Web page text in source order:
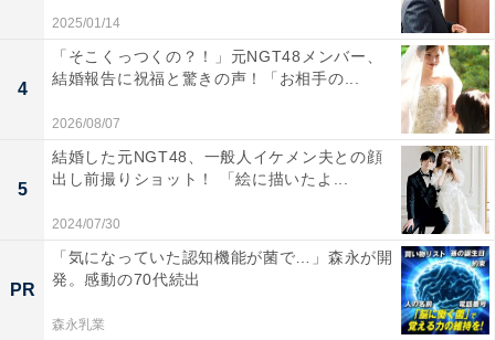
2025/01/14
4
「そこくっつくの？！」元NGT48メンバー、
結婚報告に祝福と驚きの声！「お相手の...
2026/08/07
5
結婚した元NGT48、一般人イケメン夫との顔
出し前撮りショット！ 「絵に描いたよ...
2024/07/30
PR
「気になっていた認知機能が菌で…」森永が開
発。感動の70代続出
森永乳業